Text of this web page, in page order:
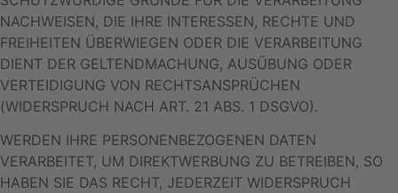
NACHWEISEN, DIE IHRE INTERESSEN, RECHTE UND
FREIHEITEN ÜBERWIEGEN ODER DIE VERARBEITUNG
DIENT DER GELTENDMACHUNG, AUSÜBUNG ODER
VERTEIDIGUNG VON RECHTSANSPRÜCHEN
(WIDERSPRUCH NACH ART. 21 ABS. 1 DSGVO).
WERDEN IHRE PERSONENBEZOGENEN DATEN
VERARBEITET, UM DIREKTWERBUNG ZU BETREIBEN, SO
HABEN SIE DAS RECHT, JEDERZEIT WIDERSPRUCH